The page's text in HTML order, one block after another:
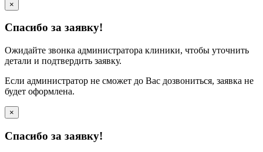
×
Спасибо за заявку!
Ожидайте звонка администратора клиники, чтобы уточнить
детали и подтвердить заявку.
Если администратор не сможет до Вас дозвониться, заявка не
будет оформлена.
×
Спасибо за заявку!